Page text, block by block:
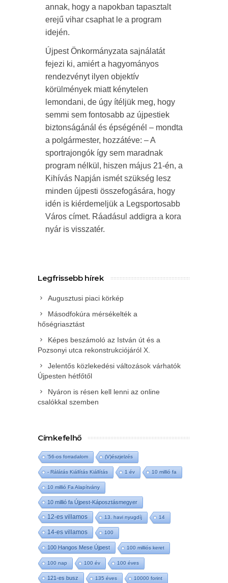
annak, hogy a napokban tapasztalt
erejű vihar csaphat le a program
idején.
Újpest Önkormányzata sajnálatát
fejezi ki, amiért a hagyományos
rendezvényt ilyen objektív
körülmények miatt kénytelen
lemondani, de úgy ítéljük meg, hogy
semmi sem fontosabb az újpestiek
biztonságánál és épségénél – mondta
a polgármester, hozzátéve: – A
sportrajongók így sem maradnak
program nélkül, hiszen május 21-én, a
Kihívás Napján ismét szükség lesz
minden újpesti összefogására, hogy
idén is kiérdemeljük a Legsportosabb
Város címet. Ráadásul addigra a kora
nyár is visszatér.
Legfrissebb hírek
Augusztusi piaci körkép
Másodfokúra mérsékelték a
hőségriasztást
Képes beszámoló az István út és a
Pozsonyi utca rekonstrukciójáról X.
Jelentős közlekedési változások várhatók
Újpesten hétfőtől
Nyáron is résen kell lenni az online
csalókkal szemben
Címkefelhő
'56-os forradalom (V)észjelzés
- Rálátás Kiállítás Kiállítás 1 év 10 millió fa
10 millió Fa Alapítvány
10 millió fa Újpest-Káposztásmegyer
12-es villamos 13. havi nyugdíj 14
14-es villamos 100
100 Hangos Mese Újpest 100 milliós keret
100 nap 100 év 100 éves
121-es busz 135 éves 10000 forint